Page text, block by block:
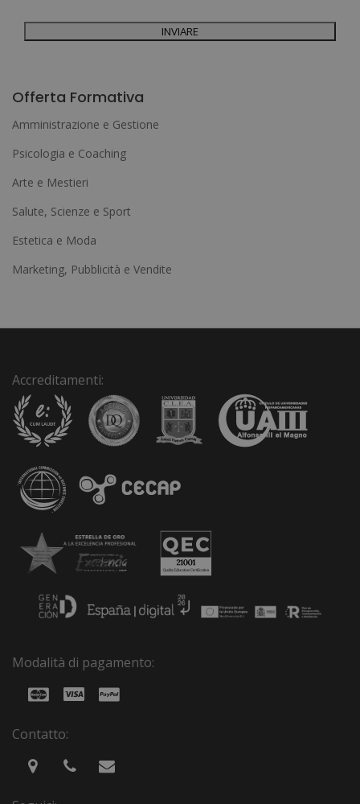
ricevere informazioni commerciali (per telefono e/o via e-mail):
l
r
n
a
v
Offerta Formativa
Amministrazione e Gestione
Psicologia e Coaching
Arte e Mestieri
Salute, Scienze e Sport
Estetica e Moda
Marketing, Pubblicità e Vendite
Accreditamenti:
Modalità di pagamento:
Contatto: